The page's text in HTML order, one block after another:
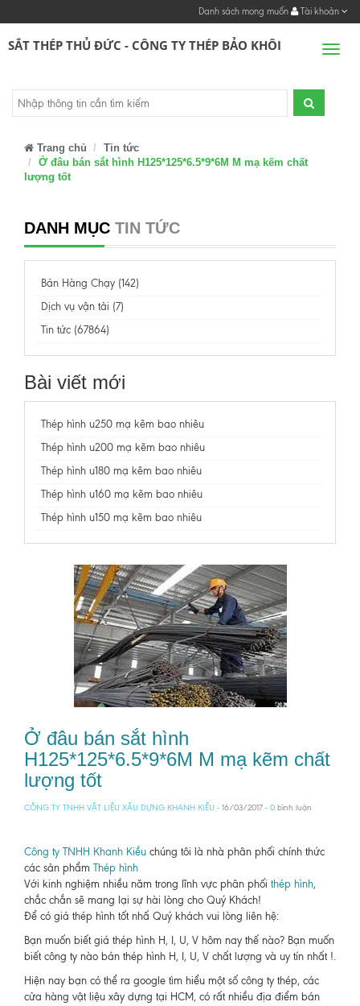
Danh sách mong muốn Tài khoản
SẮT THÉP THỦ ĐỨC - CÔNG TY THÉP BẢO KHÔI
Trang chủ
Tin tức
Ở đâu bán sắt hình H125*125*6.5*9*6M M mạ kẽm chất
lượng tốt
DANH MỤC TIN TỨC
Bán Hàng Chạy (142)
Dịch vụ vận tải (7)
Tin tức (67864)
Bài viết mới
Thép hình u250 mạ kẽm bao nhiêu
Thép hình u200 mạ kẽm bao nhiêu
Thép hình u180 mạ kẽm bao nhiêu
Thép hình u160 mạ kẽm bao nhiêu
Thép hình u150 mạ kẽm bao nhiêu
Ở đâu bán sắt hình
H125*125*6.5*9*6M M mạ kẽm chất
lượng tốt
CÔNG TY TNHH VẬT LIỆU XÂU DỰNG KHANH KIỀU - 16/03/2017 - 0 bình luận
Công ty TNHH Khanh Kiều chúng tôi là nhà phân phối chính thức
các sản phẩm Thép hình
Với kinh nghiệm nhiều năm trong lĩnh vực phân phối thép hình,
chắc chắn sẽ mang lại sự hài lòng cho Quý Khách!
Để có giá thép hình tốt nhấ Quý khách vui lòng liên hệ:
Bạn muốn biết giá thép hình H, I, U, V hôm nay thế nào? Bạn muốn
biết công ty nào bán thép hình H, I, U, V chất lượng và uy tín nhất !.
Hiện nay bạn có thể ra google tìm hiểu một số công ty thép, các
cửa hàng vật liệu xây dựng tại HCM, có rất nhiều địa điểm bán